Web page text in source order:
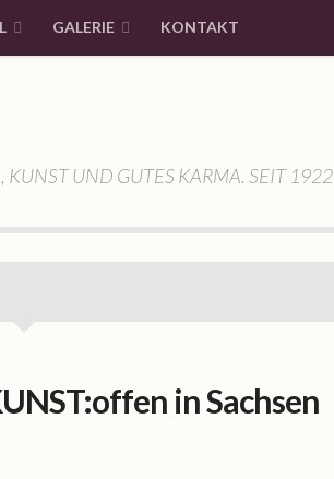
GALERIE KONTAKT
KUNST UND GUTES KARMA. SEIT 1922
in Sachsen